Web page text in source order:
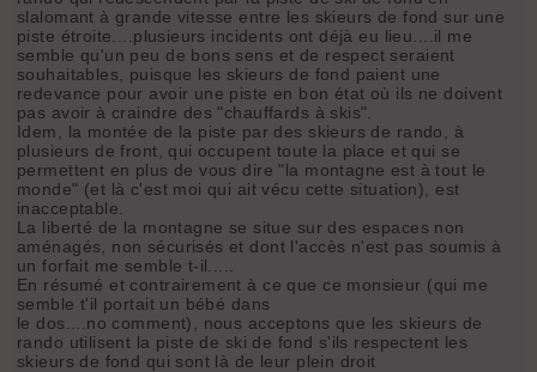
slalomant à grande vitesse entre les skieurs de fond sur une
piste étroite....plusieurs incidents ont déjà eu lieu....il me
semble qu'un peu de bons sens et de respect seraient
souhaitables, puisque les skieurs de fond paient une
redevance pour avoir une piste en bon état où ils ne doivent
pas avoir à craindre des "chauffards à skis".
Idem, la montée de la piste par des skieurs de rando, à
plusieurs de front, qui occupent toute la place et qui se
permettent en plus de vous dire "la montagne est à tout le
monde" (et là c'est moi qui ait vécu cette situation), est
inacceptable.
La liberté de la montagne se situe sur des espaces non
aménagés, non sécurisés et dont l'accès n'est pas soumis à
un forfait me semble t-il.....
En résumé et contrairement à ce que ce monsieur (qui me
semble t'il portait un bébé dans
le dos....no comment), nous acceptons que les skieurs de
rando utilisent la piste de ski de fond s'ils respectent les
skieurs de fond qui sont là de leur plein droit